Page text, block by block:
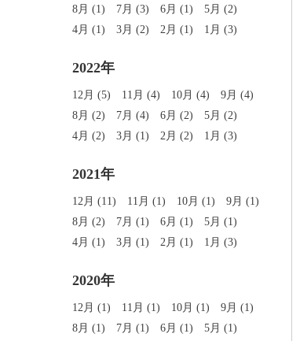
8月 (1)
7月 (3) 6月 (1)
5月 (2)
4月 (1)
3月 (2) 2月 (1) 1月 (3)
2022年
12月 (5) 11月 (4) 10月 (4)
9月 (4)
8月 (2)
7月 (4) 6月 (2)
5月 (2)
4月 (2)
3月 (1) 2月 (2) 1月 (3)
2021年
12月 (11) 11月 (1) 10月 (1)
9月 (1)
8月 (2)
7月 (1) 6月 (1)
5月 (1)
4月 (1)
3月 (1) 2月 (1) 1月 (3)
2020年
12月 (1) 11月 (1) 10月 (1)
9月 (1)
8月 (1)
7月 (1) 6月 (1)
5月 (1)